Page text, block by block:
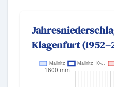
Klagenfurt